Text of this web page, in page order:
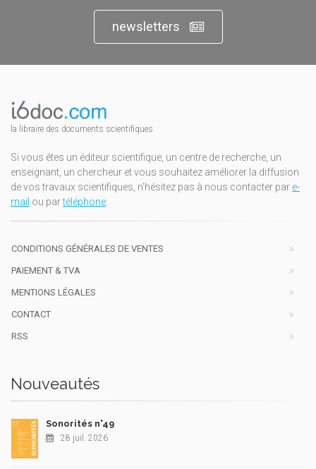
newsletters
la libraire des documents scientifiques
Si vous êtes un éditeur scientifique, un centre de recherche, un
enseignant, un chercheur et vous souhaitez améliorer la diffusion
de vos travaux scientifiques, n'hésitez pas à nous contacter par e-
mail ou partéléphone.
CONDITIONS GÉNÉRALES DE VENTES
PAIEMENT & TVA
MENTIONS LÉGALES
CONTACT
RSS
Nouveautés
Sonorités n°49
28 juil. 2026